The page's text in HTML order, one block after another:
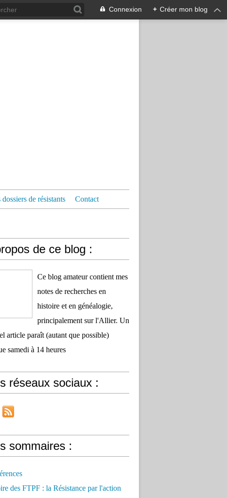
Connexion + Créer mon blog
de résistants Contact
de ce blog :
Ce blog amateur contient mes
notes de recherches en
histoire et en généalogie,
principalement sur l'Allier. Un
article paraît (autant que possible)
samedi à 14 heures
réseaux sociaux :
sommaires :
des FTPF : la Résistance par l'action